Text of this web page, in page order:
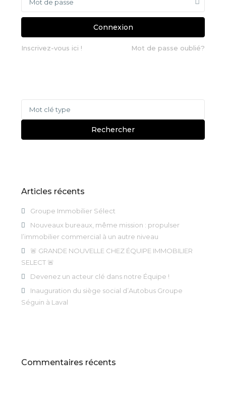
Connexion
Inscrivez-vous ici ! Mot de passe oublié?
Rechercher
Articles récents
Groupe Immobilier Sélect
Nouveaux bureaux, même mission : propulser
l’immobilier commercial à un autre niveau
🚨 GRANDE NOUVELLE CHEZ ÉQUIPE IMMOBILIER
SELECT 🚨
Devenez un acteur clé dans notre Équipe !
Inauguration du siège social d’Autobus Groupe
Séguin à Laval
Commentaires récents